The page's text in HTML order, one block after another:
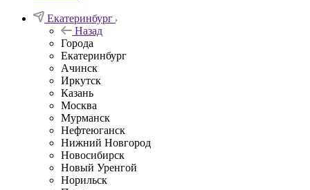
Екатеринбург
Назад
Города
Екатеринбург
Ачинск
Иркутск
Казань
Москва
Мурманск
Нефтеюганск
Нижний Новгород
Новосибирск
Новый Уренгой
Норильск